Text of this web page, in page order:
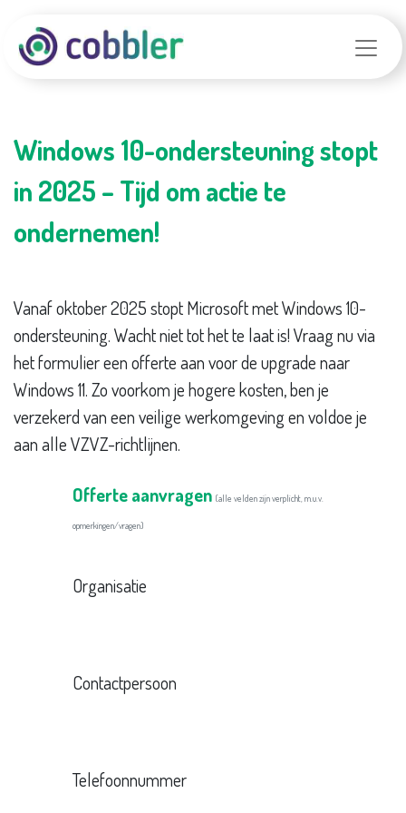
Windows 10-ondersteuning stopt
in 2025 – Tijd om actie te
ondernemen!
Vanaf oktober 2025 stopt Microsoft met Windows 10-
ondersteuning. Wacht niet tot het te laat is! Vraag nu via
het formulier een offerte aan voor de upgrade naar
Windows 11. Zo voorkom je hogere kosten, ben je
verzekerd van een veilige werkomgeving en voldoe je
aan alle VZVZ-richtlijnen.
Offerte aanvragen (alle velden zijn verplicht, m.u.v.
opmerkingen/vragen)
Organisatie
Contactpersoon
Telefoonnummer